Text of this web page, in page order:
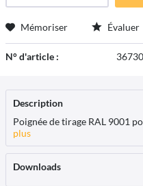
Mémoriser Évaluer
N° d'article : 36730
Description
Poignée de tirage RAL 9001
plus
Downloads